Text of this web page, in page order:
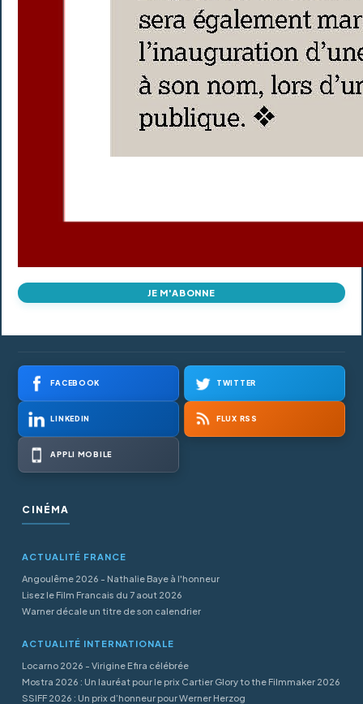
JE M'ABONNE
FACEBOOK TWITTER
LINKEDIN FLUX RSS
APPLI MOBILE
CINÉMA
ACTUALITÉ FRANCE
Angoulême 2026 - Nathalie Baye à l'honneur
Lisez le Film Francais du 7 aout 2026
Warner décale un titre de son calendrier
ACTUALITÉ INTERNATIONALE
Locarno 2026 - Virigine Efira célébrée
Mostra 2026 : Un lauréat pour le prix Cartier Glory to the Filmmaker 2026
SSIFF 2026 : Un prix d’honneur pour Werner Herzog